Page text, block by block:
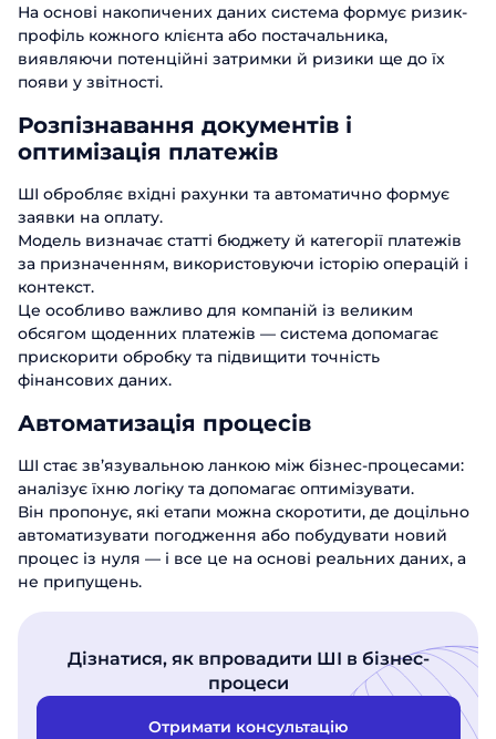
На основі накопичених даних система формує ризик-
профіль кожного клієнта або постачальника,
виявляючи потенційні затримки й ризики ще до їх
появи у звітності.
Розпізнавання документів і
оптимізація платежів
ШІ обробляє вхідні рахунки та автоматично формує
заявки на оплату.
Модель визначає статті бюджету й категорії платежів
за призначенням, використовуючи історію операцій і
контекст.
Це особливо важливо для компаній із великим
обсягом щоденних платежів — система допомагає
прискорити обробку та підвищити точність
фінансових даних.
Автоматизація процесів
ШІ стає зв’язувальною ланкою між бізнес-процесами:
аналізує їхню логіку та допомагає оптимізувати.
Він пропонує, які етапи можна скоротити, де доцільно
автоматизувати погодження або побудувати новий
процес із нуля — і все це на основі реальних даних, а
не припущень.
Дізнатися, як впровадити ШІ в бізнес-
процеси
Отримати консультацію